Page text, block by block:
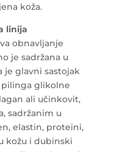
koža.
linija
obnavljanje
je sadržana u
je glavni sastojak
pilinga glikolne
ali učinkovit,
sadržanim u
elastin, proteini,
kožu i dubinski